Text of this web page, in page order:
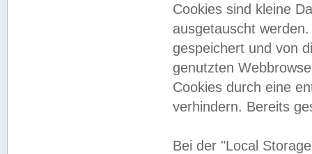
Cookies sind kleine
ausgetauscht
gespeichert und von
genutzten
Cookies durch eine
verhindern. Bereits
Bei der "Local